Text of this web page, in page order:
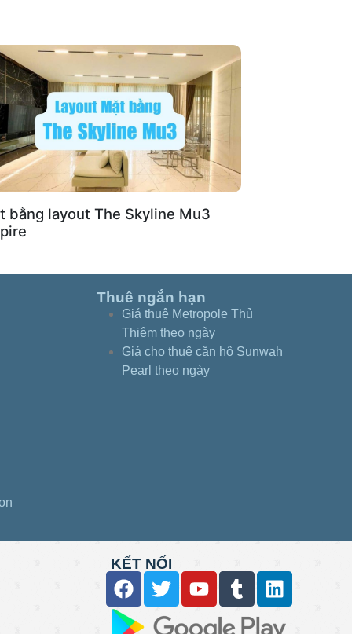
Đánh giá bài viết
bằng layout The Skyline Mu3
Thuê ngắn hạn
Giá thuê Metropole Thủ
Thiêm theo ngày
Giá cho thuê căn hộ Sunwah
Pearl theo ngày
KẾT NỐI